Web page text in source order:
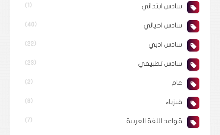
سادس ابتدائي (1)
سادس احيائي (40)
سادس ادبي (22)
سادس تطبيقي (23)
عام (2)
فيزياء (8)
قواعد اللغة العربية (7)